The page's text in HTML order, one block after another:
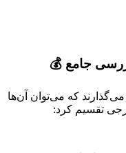
که می‌توان آن‌ها
کرد: